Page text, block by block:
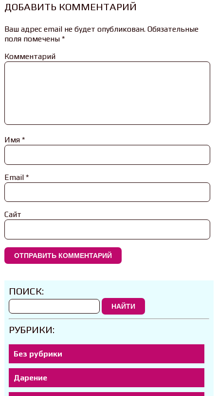
ДОБАВИТЬ КОММЕНТАРИЙ
Ваш адрес email не будет опубликован.Обязательные
поля помечены *
Комментарий
Имя *
Email *
Сайт
ПОИСК:
НАЙТИ
РУБРИКИ:
Без рубрики
Дарение